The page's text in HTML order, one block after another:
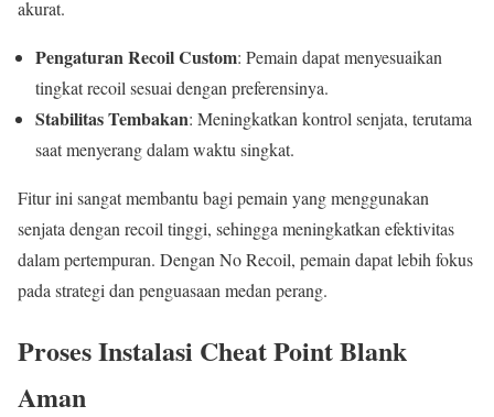
akurat.
Pengaturan Recoil Custom: Pemain dapat menyesuaikan
tingkat recoil sesuai dengan preferensinya.
Stabilitas Tembakan: Meningkatkan kontrol senjata, terutama
saat menyerang dalam waktu singkat.
Fitur ini sangat membantu bagi pemain yang menggunakan
senjata dengan recoil tinggi, sehingga meningkatkan efektivitas
dalam pertempuran. Dengan No Recoil, pemain dapat lebih fokus
pada strategi dan penguasaan medan perang.
Proses Instalasi Cheat Point Blank
Aman